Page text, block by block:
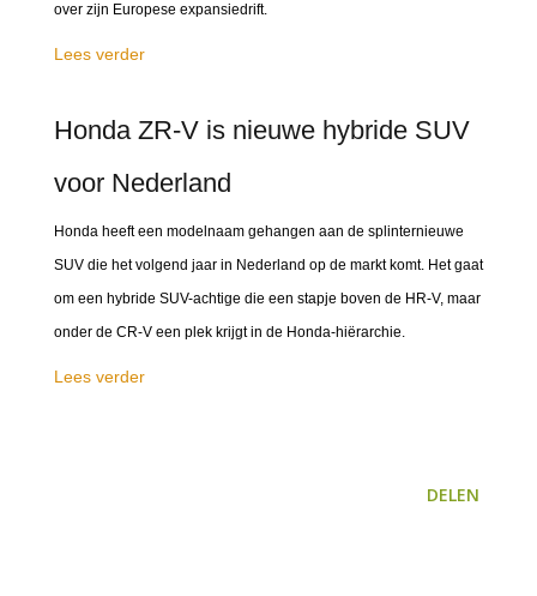
over zijn Europese expansiedrift.
Lees verder
Honda ZR-V is nieuwe hybride SUV
voor Nederland
Honda heeft een modelnaam gehangen aan de splinternieuwe
SUV die het volgend jaar in Nederland op de markt komt. Het gaat
om een hybride SUV-achtige die een stapje boven de HR-V, maar
onder de CR-V een plek krijgt in de Honda-hiërarchie.
Lees verder
DELEN